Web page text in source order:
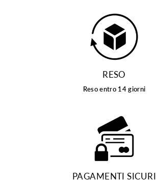
RESO
Reso entro 14 giorni
PAGAMENTI SICURI